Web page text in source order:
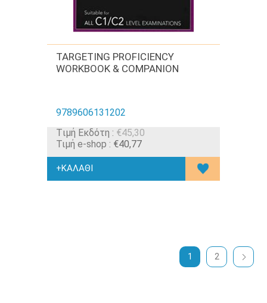
TARGETING PROFICIENCY
WORKBOOK & COMPANION
9789606131202
Tιμή Εκδότη : €45,30
Τιμή e-shop : €40,77
1 2